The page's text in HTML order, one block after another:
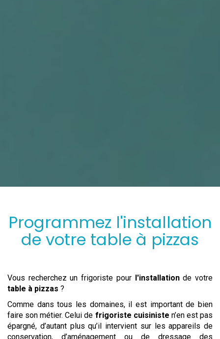
Programmez l'installation
de votre table à pizzas
Vous recherchez un frigoriste pour l'installationde votre
table à pizzas ?
Comme dans tous les domaines, il est important de bien
faire son métier. Celui de frigoriste cuisiniste n’en est pas
épargné, d’autant plus qu’il intervient sur les appareils de
conservation, d’aménagement ou de dressage des